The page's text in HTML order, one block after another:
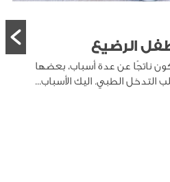
الرضيع
ناتجًا عن عدة أسباب، بعضها
الطبي. اليك الأسباب...